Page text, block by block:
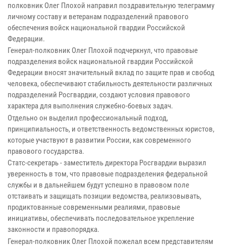
полковник Олег Плохой направил поздравительную телеграмму
личному составу и ветеранам подразделений правового
обеспечения войск национальной гвардии Российской
Федерации.
Генерал-полковник Олег Плохой подчеркнул, что правовые
подразделения войск национальной гвардии Российской
Федерации вносят значительный вклад по защите прав и свобод
человека, обеспечивают стабильность деятельности различных
подразделений Росгвардии, создают условия правового
характера для выполнения служебно-боевых задач.
Отдельно он выделил профессиональный подход,
принципиальность, и ответственность ведомственных юристов,
которые участвуют в развитии России, как современного
правового государства.
Статc-секретарь - заместитель директора Росгвардии выразил
уверенность в том, что правовые подразделения федеральной
службы и в дальнейшем будут успешно в правовом поле
отстаивать и защищать позиции ведомства, реализовывать,
продиктованные современными реалиями, правовые
инициативы, обеспечивать последовательное укрепление
законности и правопорядка.
Генерал-полковник Олег Плохой пожелал всем представителям